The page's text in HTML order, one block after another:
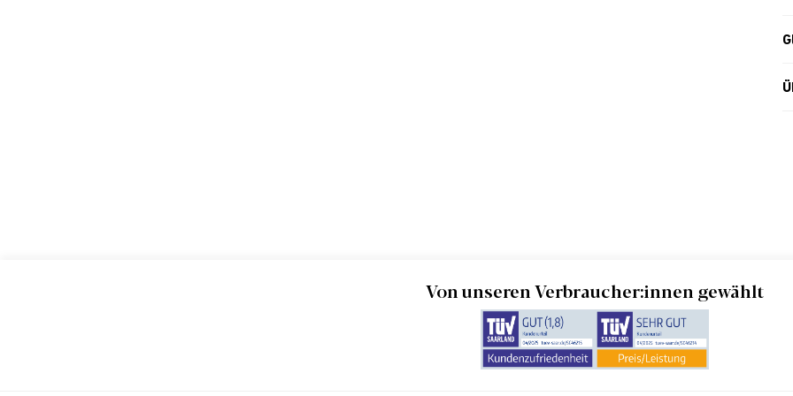
Von unseren Verbraucher:innen gewählt